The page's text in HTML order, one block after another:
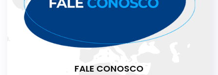
FALE CONOSCO